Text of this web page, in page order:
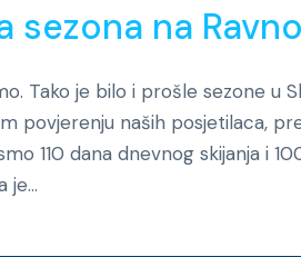
sezona na
Tako je bilo i prošle sezone u
povjerenju naših posjetilaca,
110 dana dnevnog skijanja i
je...